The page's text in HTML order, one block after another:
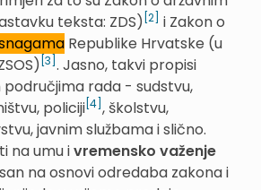
teksta: ZDS) [2] i Zakon o
Republike Hrvatske (u
[3] . Jasno, takvi propisi
područjima rada - sudstvu,
policiji [4] , školstvu,
javnim službama i slično.
na umu ivremensko važenje
na osnovi odredaba zakona i